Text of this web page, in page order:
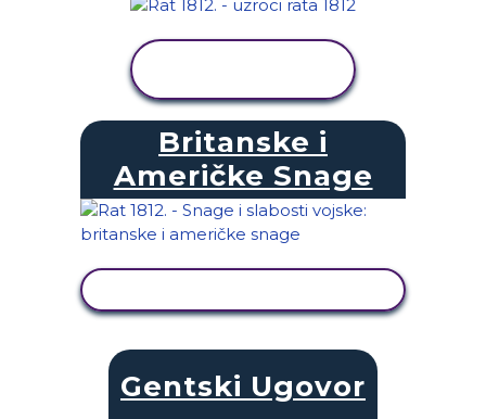
Britanske i
Američke Snage
Gentski Ugovor